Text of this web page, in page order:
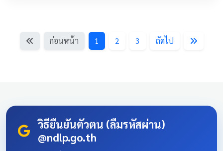
#003366 0%, #004080 100%); border-bottom: 5px solid
top: 10px; } .news-card-single::after { content: "🏆";
position: absolute; font-size: 8rem; bottom: -20px; right:
ก่อนหน้า 1 2 3 ถัดไป
วิธียืนยันตัวตน (ลืมรหัสผ่าน)
@ndlp.go.th